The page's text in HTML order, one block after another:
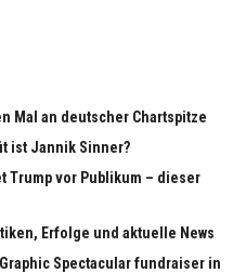
Mal an deutscher Chartspitze
ist Jannik Sinner?
Trump vor Publikum – dieser
Erfolge und aktuelle News
Spectacular fundraiser in